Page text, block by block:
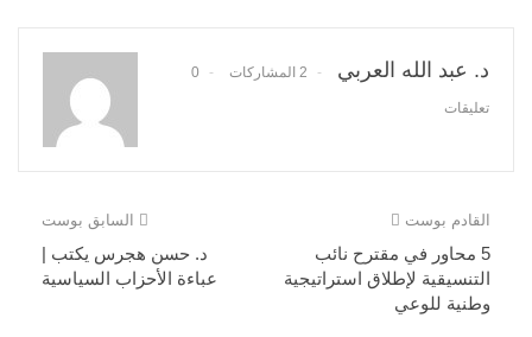
د. عبد الله العربي 2 المشاركات 0
تعليقات
السابق بوست
د. حسن هجرس يكتب |
عباءة الأحزاب السياسية
القادم بوست
5 محاور في مقترح نائب
التنسيقية لإطلاق استراتيجية
وطنية للوعي